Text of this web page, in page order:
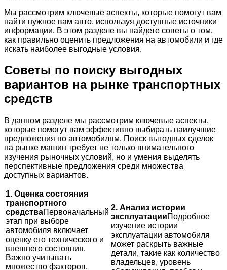
Мы рассмотрим ключевые аспекты, которые помогут вам
найти нужное вам авто, используя доступные источники
информации. В этом разделе вы найдете советы о том,
как правильно оценить предложения на автомобили и где
искать наиболее выгодные условия.
Советы по поиску выгодных
вариантов на рынке транспортных
средств
В данном разделе мы рассмотрим ключевые аспекты,
которые помогут вам эффективно выбирать наилучшие
предложения по автомобилям. Поиск выгодных сделок
на рынке машин требует не только внимательного
изучения рыночных условий, но и умения выделять
перспективные предложения среди множества
доступных вариантов.
1. Оценка состояния
транспортного
средстваПервоначальный
этап при выборе
автомобиля включает
оценку его технического и
внешнего состояния.
Важно учитывать
множество факторов,
2. Анализ истории
эксплуатацииПодробное
изучение истории
эксплуатации автомобиля
может раскрыть важные
детали, такие как количество
владельцев, уровень